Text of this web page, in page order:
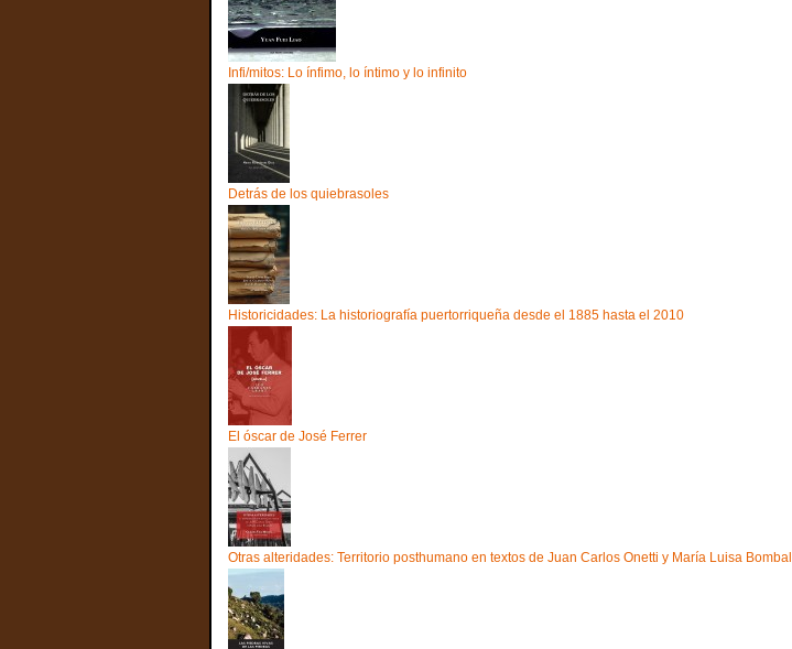
Infi/mitos: Lo ínfimo, lo íntimo y lo infinito
Detrás de los quiebrasoles
Historicidades: La historiografía puertorriqueña desde el 1885 hasta el 2010
El óscar de José Ferrer
Otras alteridades: Territorio posthumano en textos de Juan Carlos Onetti y María Luisa Bombal